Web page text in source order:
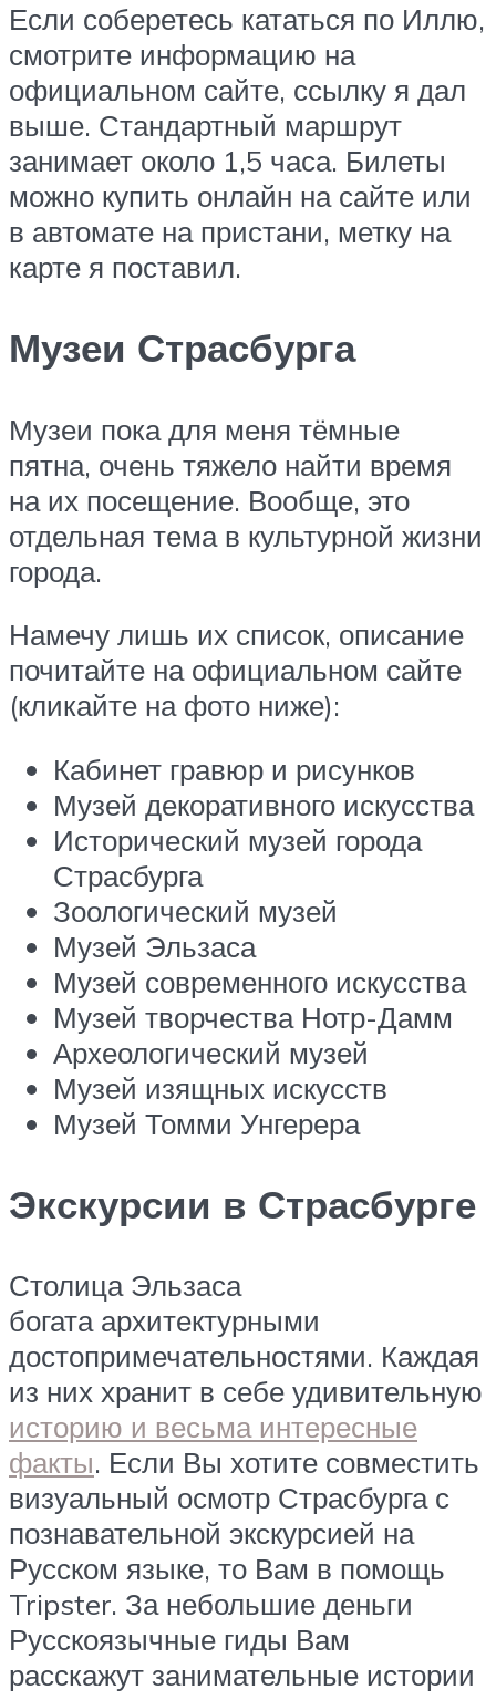
Если соберетесь кататься по Иллю,
смотрите информацию на
официальном сайте, ссылку я дал
выше. Стандартный маршрут
занимает около 1,5 часа. Билеты
можно купить онлайн на сайте или
в автомате на пристани, метку на
карте я поставил.
Музеи Страсбурга
Музеи пока для меня тёмные
пятна, очень тяжело найти время
на их посещение. Вообще, это
отдельная тема в культурной жизни
города.
Намечу лишь их список, описание
почитайте на официальном сайте
(кликайте на фото ниже):
Кабинет гравюр и рисунков
Музей декоративного искусства
Исторический музей города
Страсбурга
Зоологический музей
Музей Эльзаса
Музей современного искусства
Музей творчества Нотр-Дамм
Археологический музей
Музей изящных искусств
Музей Томми Унгерера
Экскурсии в Страсбурге
Столица Эльзаса
богата архитектурными
достопримечательностями. Каждая
из них хранит в себе удивительную
историю и весьма интересные
факты. Если Вы хотите совместить
визуальный осмотр Страсбурга с
познавательной экскурсией на
Русском языке, то Вам в помощь
Tripster. За небольшие деньги
Русскоязычные гиды Вам
расскажут занимательные истории